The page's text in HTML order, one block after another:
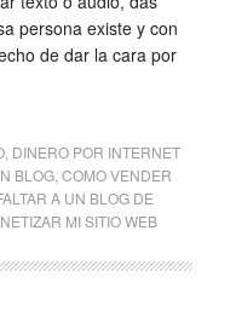
persona existe y con
de dar la cara por
, DINERO POR INTERNET
BLOG, COMO VENDER
A UN BLOG DE
MI SITIO WEB